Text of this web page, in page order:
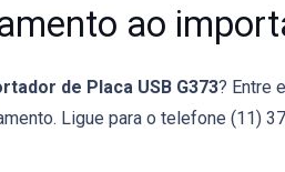
ao
de Placa USB G373? Entre
Ligue para o telefone (11)